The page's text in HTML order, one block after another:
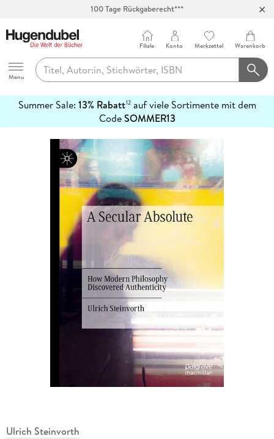
100 Tage Rückgaberecht***
Hugendubel
Menu
Filiale Konto Merkzettel Warenkorb
Summer Sale: 13% Rabatt12auf viele Sortimente mit dem
CodeSOMMER13
erfahren
Ulrich Steinvorth